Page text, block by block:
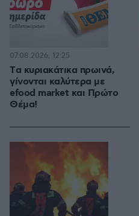
Tα κυριακάτικα πρωινά,
γίνονται καλύτερα με
efood market και Πρώτο
Θέμα!
07.08.2026, 12:25